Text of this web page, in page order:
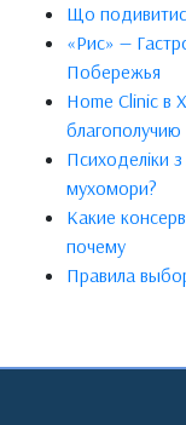
Що
«Рис» —
Побережья
Home Clinic в
благополучию
Психоделіки з
мухомори?
Какие
почему
Правила